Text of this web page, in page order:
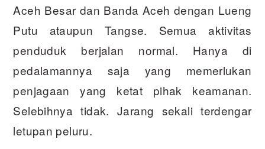
Aceh Besar dan Banda Aceh dengan Lueng
Putu ataupun Tangse. Semua aktivitas
penduduk berjalan normal. Hanya di
pedalamannya saja yang memerlukan
penjagaan yang ketat pihak keamanan.
Selebihnya tidak. Jarang sekali terdengar
letupan peluru.